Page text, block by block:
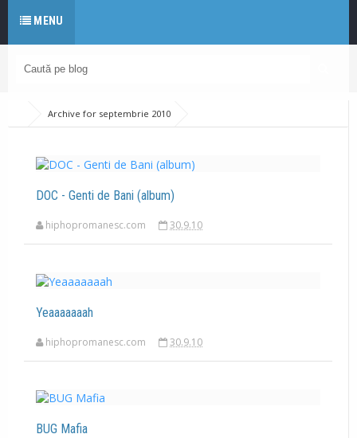
MENU
Archive for septembrie 2010
DOC - Genti de Bani (album)
hiphopromanesc.com 30.9.10
Yeaaaaaaah
hiphopromanesc.com 30.9.10
BUG Mafia